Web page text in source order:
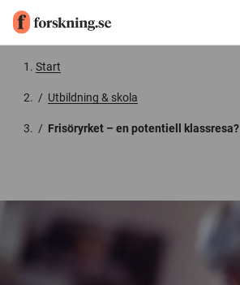
Start
/ Utbildning & skola
/ Frisöryrket – en potentiell klassresa?